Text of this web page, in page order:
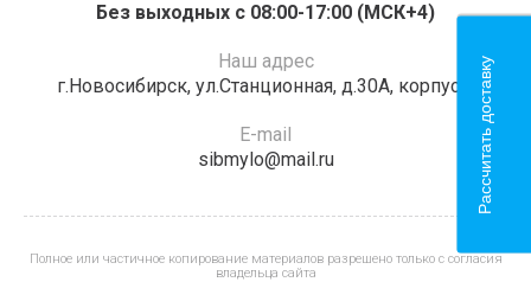
Без выходных с 08:00-17:00 (МСК+4)
Наш адрес
г.Новосибирск, ул.Станционная, д.30А, корпус 3
E-mail
sibmylo@mail.ru
Полное или частичное копирование материалов разрешено только с согласия
владельца сайта
Рассчитать доставку